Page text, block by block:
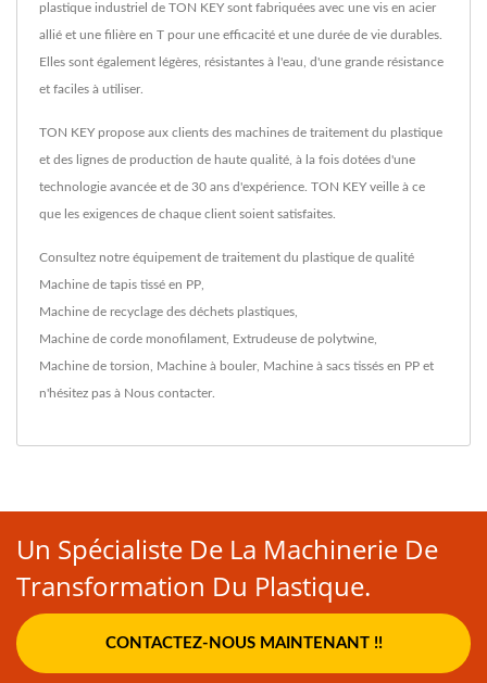
plastique industriel de TON KEY sont fabriquées avec une vis en acier
allié et une filière en T pour une efficacité et une durée de vie durables.
Elles sont également légères, résistantes à l'eau, d'une grande résistance
et faciles à utiliser.
TON KEY propose aux clients des machines de traitement du plastique
et des lignes de production de haute qualité, à la fois dotées d'une
technologie avancée et de 30 ans d'expérience. TON KEY veille à ce
que les exigences de chaque client soient satisfaites.
Consultez notre équipement de traitement du plastique de qualité
Machine de tapis tissé en PP
Machine de recyclage des déchets plastiques
Machine de corde monofilament Extrudeuse de polytwine
Machine de torsion Machine à bouler, Machine à sacs tissés en PP et
n'hésitez pas à Nous contacter.
Un Spécialiste De La Machinerie De
Transformation Du Plastique.
CONTACTEZ-NOUS MAINTENANT !!